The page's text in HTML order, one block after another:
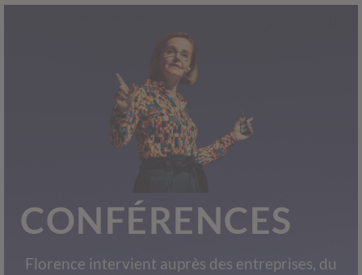
CONFÉRENCES
Florence intervient auprès des entreprises, du